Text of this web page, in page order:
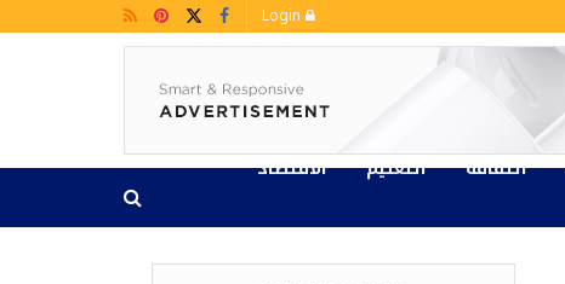
الثقافة التعليم
الاقتصاد